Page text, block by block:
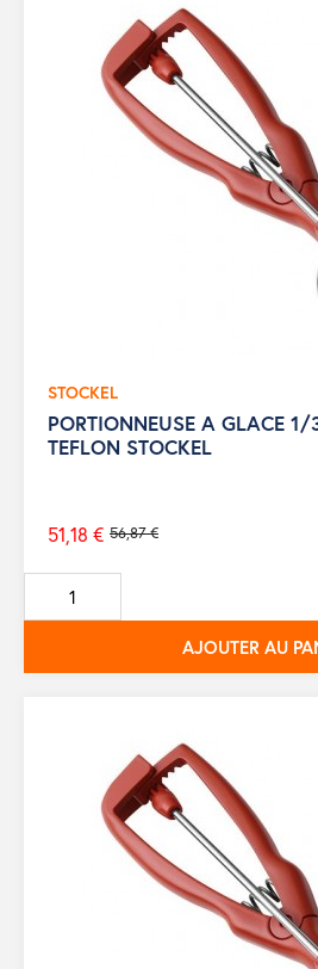
STOCKEL
PORTIONNEUSE A GLACE
TEFLON STOCKEL
Prix
de
base
56,87 €
51,18 €
AJOUTER AU